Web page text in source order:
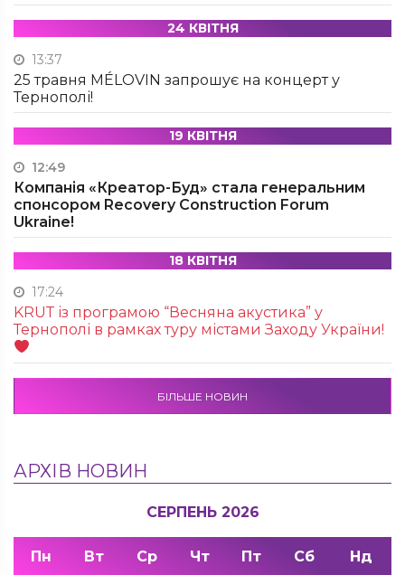
24 КВІТНЯ
13:37
25 травня MÉLOVIN запрошує на концерт у
Тернополі!
19 КВІТНЯ
12:49
Компанія «Креатор-Буд» стала генеральним
спонсором Recovery Construction Forum
Ukraine!
18 КВІТНЯ
17:24
KRUТ із програмою “Весняна акустика” у
Тернополі в рамках туру містами Заходу України!
БІЛЬШЕ НОВИН
АРХІВ НОВИН
СЕРПЕНЬ 2026
Пн Вт Ср Чт Пт Сб Нд